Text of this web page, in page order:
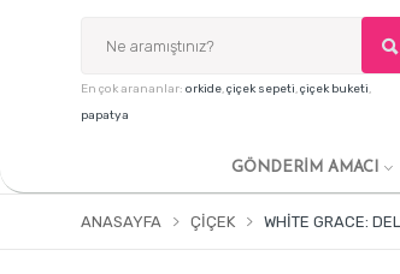
En çok arananlar: orkide,çiçek sepeti,çiçek buketi,
papatya
GÖNDERİM AMACI
ANASAYFA ÇIÇEK WHITE GRACE: